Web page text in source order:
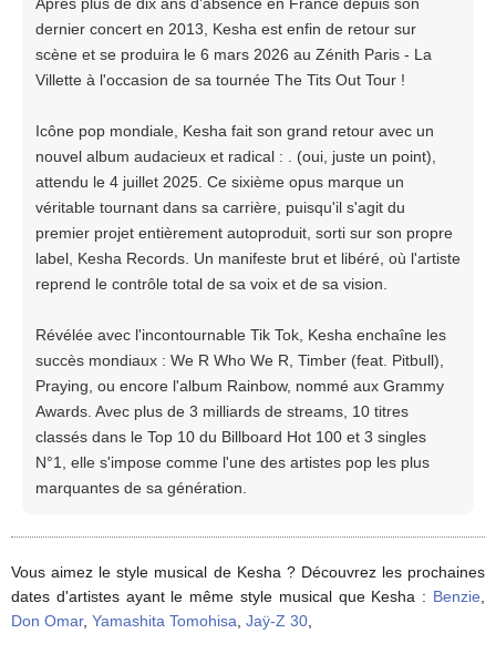
dernier concert en 2013, Kesha est enfin de retour sur
scène et se produira le 6 mars 2026 au Zénith Paris - La
Villette à l'occasion de sa tournée The Tits Out Tour !
Icône pop mondiale, Kesha fait son grand retour avec un
nouvel album audacieux et radical : . (oui, juste un point),
attendu le 4 juillet 2025. Ce sixième opus marque un
véritable tournant dans sa carrière, puisqu'il s'agit du
premier projet entièrement autoproduit, sorti sur son propre
label, Kesha Records. Un manifeste brut et libéré, où l'artiste
reprend le contrôle total de sa voix et de sa vision.
Révélée avec l'incontournable Tik Tok, Kesha enchaîne les
succès mondiaux : We R Who We R, Timber (feat. Pitbull),
Praying, ou encore l'album Rainbow, nommé aux Grammy
Awards. Avec plus de 3 milliards de streams, 10 titres
classés dans le Top 10 du Billboard Hot 100 et 3 singles
N°1, elle s'impose comme l'une des artistes pop les plus
marquantes de sa génération.
Vous aimez le style musical de Kesha ? Découvrez les prochaines
dates d'artistes ayant le même style musical que Kesha : Benzie
Don Omar, Yamashita Tomohisa Jaÿ-Z 30